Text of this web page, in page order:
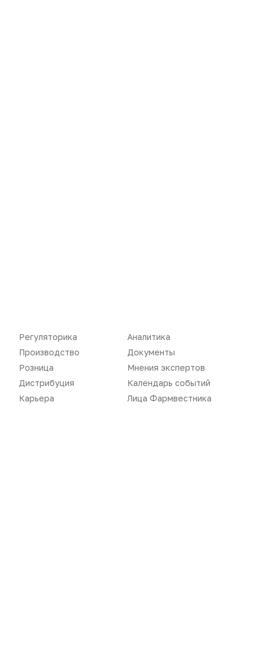
Производство
Розница
Дистрибуция
Карьера
Подкасты
Интервью
Газета
Оформить подписку
Регуляторика
Производство
Розница
Дистрибуция
Карьера
Аналитика
Документы
Мнения экспертов
Календарь событий
Лица Фармвестника